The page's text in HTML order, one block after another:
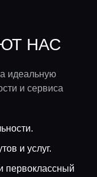
НАС
идеальную
и сервиса
и услуг.
первоклассный